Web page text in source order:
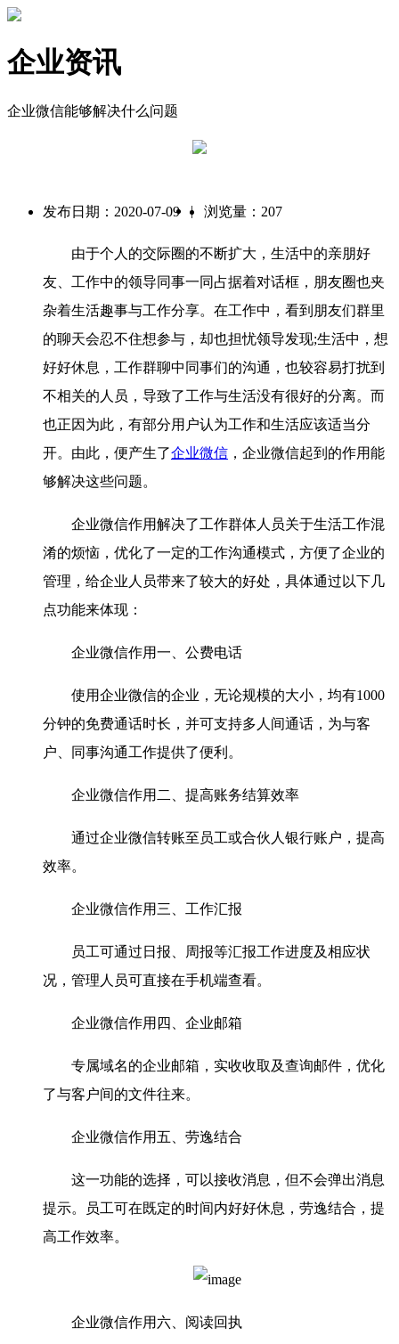
企业资讯
企业微信能够解决什么问题
发布日期：2020-07-09 | 浏览量：207
由于个人的交际圈的不断扩大，生活中的亲朋好
友、工作中的领导同事一同占据着对话框，朋友圈也夹
杂着生活趣事与工作分享。在工作中，看到朋友们群里
的聊天会忍不住想参与，却也担忧领导发现;生活中，想
好好休息，工作群聊中同事们的沟通，也较容易打扰到
不相关的人员，导致了工作与生活没有很好的分离。而
也正因为此，有部分用户认为工作和生活应该适当分
开。由此，便产生了企业微信 ，企业微信起到的作用能
够解决这些问题。
企业微信作用解决了工作群体人员关于生活工作混
淆的烦恼，优化了一定的工作沟通模式，方便了企业的
管理，给企业人员带来了较大的好处，具体通过以下几
点功能来体现：
企业微信作用一、公费电话
使用企业微信的企业，无论规模的大小，均有1000
分钟的免费通话时长，并可支持多人间通话，为与客
户、同事沟通工作提供了便利。
企业微信作用二、提高账务结算效率
通过企业微信转账至员工或合伙人银行账户，提高
效率。
企业微信作用三、工作汇报
员工可通过日报、周报等汇报工作进度及相应状
况，管理人员可直接在手机端查看。
企业微信作用四、企业邮箱
专属域名的企业邮箱，实收收取及查询邮件，优化
了与客户间的文件往来。
企业微信作用五、劳逸结合
这一功能的选择，可以接收消息，但不会弹出消息
提示。员工可在既定的时间内好好休息，劳逸结合，提
高工作效率。
企业微信作用六、阅读回执